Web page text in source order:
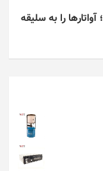
بازی/ Pastel Friends؛ آواتارها را به سلیقه